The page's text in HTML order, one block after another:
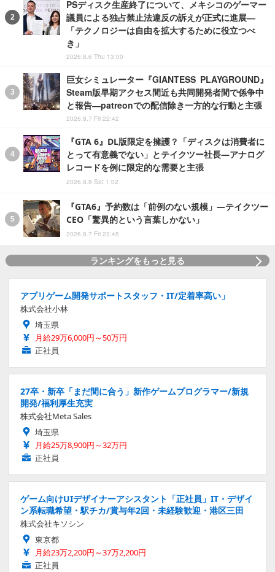
PSディスク生産終了について、メキシコのゲーマー
議員による独占禁止法違反の訴えが正式に進展―
「テクノロジーは自由を拡大するために役立つべ
き」
2026.8.6 Thu 13:00
巨女シミュレーター『GIANTESS PLAYGROUND』
Steam版早期アクセス間近も共同開発者間で係争中
と報告―patreonでの配信除き一方的な行動と主張
2026.8.7 Fri 22:42
『GTA 6』DL版限定を擁護？「ディスクは消費者に
とって有意義でない」とテイクツー社長―アナログ
レコードを例に限定的な需要と主張
2026.8.8 Sat 1:02
『GTA6』予約数は「前例のない規模」―テイクツー
CEO「驚異的という言葉しかない」
2026.8.7 Fri 23:45
ランキングをもっと見る
アプリゲーム開発サポートスタッフ・IT/定着率高い」
株式会社小林
埼玉県
月給29万6,000円～50万円
正社員
27卒・新卒「まだ間に合う」新作ゲームプログラマー/新規
開発/福利厚生充実
株式会社Meta Sales
埼玉県
月給25万8,900円～32万円
正社員
ゲーム向けUIデザイナーアシスタント「正社員」IT・デザイ
ン系転職希望・駅チカ/賞与年2回・未経験歓迎・港区三田
株式会社キソシン
東京都
月給23万2,200円～37万2,200円
正社員